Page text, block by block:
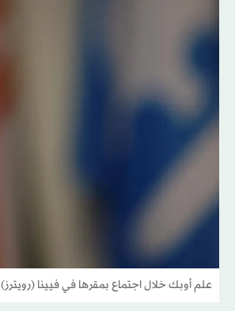
علم أوبك خلال اجتماع بمقرها في فيينا (رويترز)